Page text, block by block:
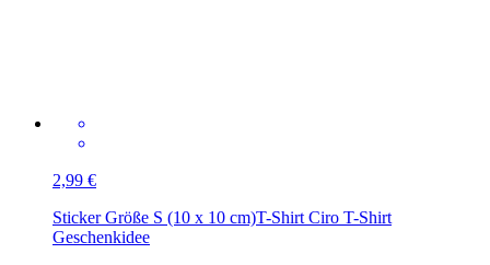
2,99 €
Sticker Größe S (10 x 10 cm)T-Shirt Ciro T-Shirt
Geschenkidee